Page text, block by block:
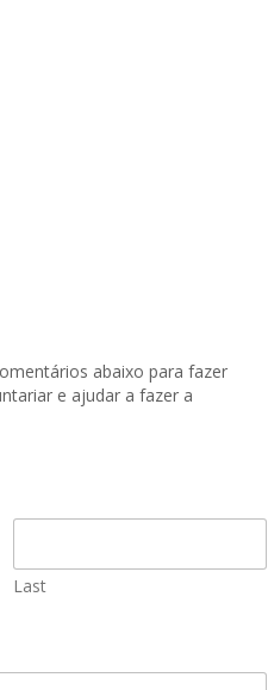
abaixo para fazer
e ajudar a fazer a
Last